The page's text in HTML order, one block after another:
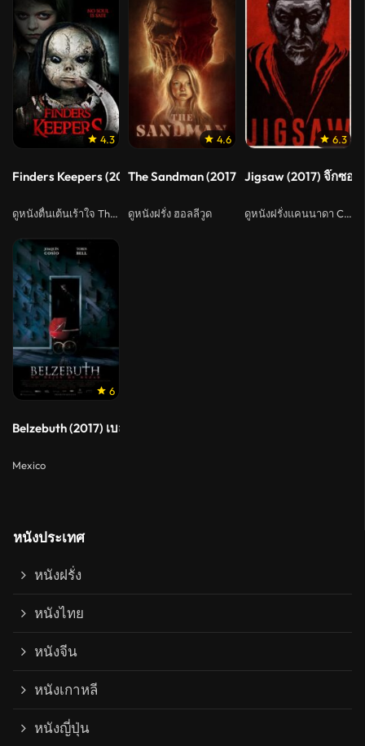
4.3
Finders Keepers (2014)
ดูหนังตื่นเต้นเร้าใจ Thriller
4.6
The Sandman (2017) (SoundTrack)
ดูหนังฝรั่ง ฮอลลีวูด
6.3
Jigsaw (2017) จิ๊กซอว์
ดูหนังฝรั่งแคนนาดา Canada
6
Belzebuth (2017) เบลเซบัธ สืบสยอง ปีศาจกินเด็ก
Mexico
หนังประเทศ
หนังฝรั่ง
หนังไทย
หนังจีน
หนังเกาหลี
หนังญี่ปุ่น